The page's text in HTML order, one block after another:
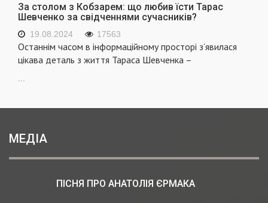
За столом з Кобзарем: що любив їсти Тарас
Шевченко за свідченнями сучасників?
19.08.2024 17563
Останнім часом в інформаційному просторі з’явилася
цікава деталь з життя Тараса Шевченка –
МЕДІА
ПІСНЯ ПРО АНАТОЛІЯ ЄРМАКА